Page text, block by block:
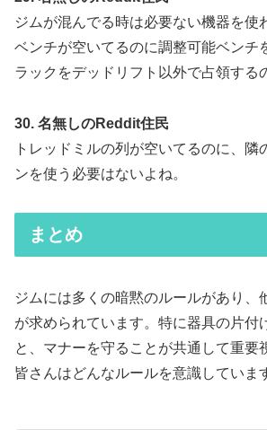
ジムが混んでる時は必要ない機器を使
ベンチが空いてるのに調整可能ベンチ
ラックをデッドリフト以外で占領する
30. 名無しのReddit住民
トレッドミルの列が空いてるのに、隣
ンを使う必要はないよね。
まとめ
ジムには多くの暗黙のルールがあり、
が求められています。特に器具の片付
と、マナーを守ることが共通して重要
皆さんはどんなルールを意識していま